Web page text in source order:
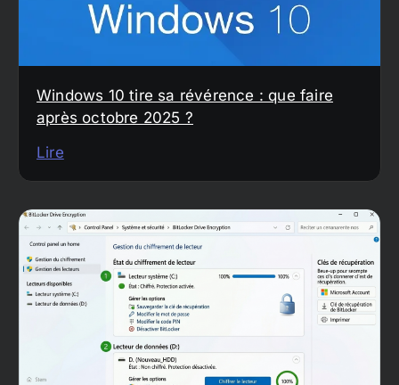
Windows 10 tire sa révérence : que faire
après octobre 2025 ?
Lire